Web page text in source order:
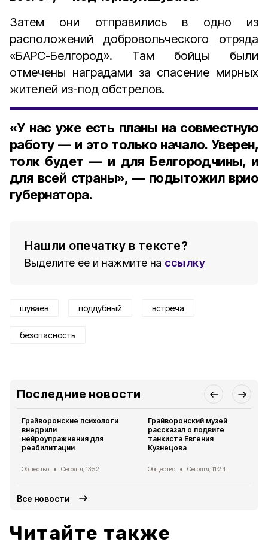
Затем они отправились в одно из
расположений добровольческого отряда
«БАРС-Белгород». Там бойцы были
отмечены наградами за спасение мирных
жителей из-под обстрелов.
«У нас уже есть планы на совместную
работу — и это только начало. Уверен,
толк будет — и для Белгородчины, и
для всей страны», — подытожил врио
губернатора.
Нашли опечатку в тексте?
Выделите ее и нажмите на ссылку
шуваев поддубный встреча
безопасность
Последние новости
Грайворонские психологи
внедрили
нейроупражнения для
реабилитации
Общество Сегодня, 13:52
Грайворонский музей
рассказал о подвиге
танкиста Евгения
Кузнецова
Общество Сегодня, 11:24
Все новости
Читайте также